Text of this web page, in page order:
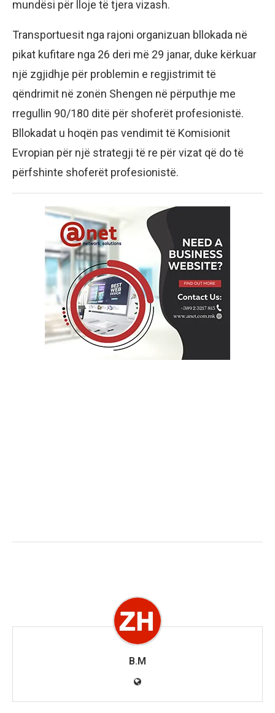
mundësi për lloje të tjera vizash.
Transportuesit nga rajoni organizuan bllokada në
pikat kufitare nga 26 deri më 29 janar, duke kërkuar
një zgjidhje për problemin e regjistrimit të
qëndrimit në zonën Shengen në përputhje me
rregullin 90/180 ditë për shoferët profesionistë.
Bllokadat u hoqën pas vendimit të Komisionit
Evropian për një strategji të re për vizat që do të
përfshinte shoferët profesionistë.
B.M